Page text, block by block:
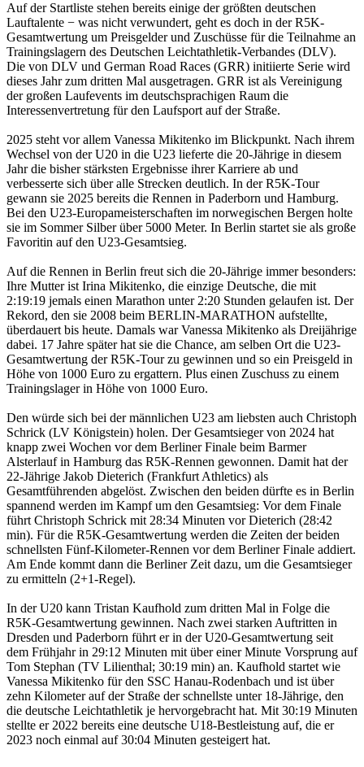
Auf der Startliste stehen bereits einige der größten deutschen
Lauftalente − was nicht verwundert, geht es doch in der R5K-
Gesamtwertung um Preisgelder und Zuschüsse für die Teilnahme an
Trainingslagern des Deutschen Leichtathletik-Verbandes (DLV).
Die von DLV und German Road Races (GRR) initiierte Serie wird
dieses Jahr zum dritten Mal ausgetragen. GRR ist als Vereinigung
der großen Laufevents im deutschsprachigen Raum die
Interessenvertretung für den Laufsport auf der Straße.
2025 steht vor allem Vanessa Mikitenko im Blickpunkt. Nach ihrem
Wechsel von der U20 in die U23 lieferte die 20-Jährige in diesem
Jahr die bisher stärksten Ergebnisse ihrer Karriere ab und
verbesserte sich über alle Strecken deutlich. In der R5K-Tour
gewann sie 2025 bereits die Rennen in Paderborn und Hamburg.
Bei den U23-Europameisterschaften im norwegischen Bergen holte
sie im Sommer Silber über 5000 Meter. In Berlin startet sie als große
Favoritin auf den U23-Gesamtsieg.
Auf die Rennen in Berlin freut sich die 20-Jährige immer besonders:
Ihre Mutter ist Irina Mikitenko, die einzige Deutsche, die mit
2:19:19 jemals einen Marathon unter 2:20 Stunden gelaufen ist. Der
Rekord, den sie 2008 beim BERLIN-MARATHON aufstellte,
überdauert bis heute. Damals war Vanessa Mikitenko als Dreijährige
dabei. 17 Jahre später hat sie die Chance, am selben Ort die U23-
Gesamtwertung der R5K-Tour zu gewinnen und so ein Preisgeld in
Höhe von 1000 Euro zu ergattern. Plus einen Zuschuss zu einem
Trainingslager in Höhe von 1000 Euro.
Den würde sich bei der männlichen U23 am liebsten auch Christoph
Schrick (LV Königstein) holen. Der Gesamtsieger von 2024 hat
knapp zwei Wochen vor dem Berliner Finale beim Barmer
Alsterlauf in Hamburg das R5K-Rennen gewonnen. Damit hat der
22-Jährige Jakob Dieterich (Frankfurt Athletics) als
Gesamtführenden abgelöst. Zwischen den beiden dürfte es in Berlin
spannend werden im Kampf um den Gesamtsieg: Vor dem Finale
führt Christoph Schrick mit 28:34 Minuten vor Dieterich (28:42
min). Für die R5K-Gesamtwertung werden die Zeiten der beiden
schnellsten Fünf-Kilometer-Rennen vor dem Berliner Finale addiert.
Am Ende kommt dann die Berliner Zeit dazu, um die Gesamtsieger
zu ermitteln (2+1-Regel).
In der U20 kann Tristan Kaufhold zum dritten Mal in Folge die
R5K-Gesamtwertung gewinnen. Nach zwei starken Auftritten in
Dresden und Paderborn führt er in der U20-Gesamtwertung seit
dem Frühjahr in 29:12 Minuten mit über einer Minute Vorsprung auf
Tom Stephan (TV Lilienthal; 30:19 min) an. Kaufhold startet wie
Vanessa Mikitenko für den SSC Hanau-Rodenbach und ist über
zehn Kilometer auf der Straße der schnellste unter 18-Jährige, den
die deutsche Leichtathletik je hervorgebracht hat. Mit 30:19 Minuten
stellte er 2022 bereits eine deutsche U18-Bestleistung auf, die er
2023 noch einmal auf 30:04 Minuten gesteigert hat.